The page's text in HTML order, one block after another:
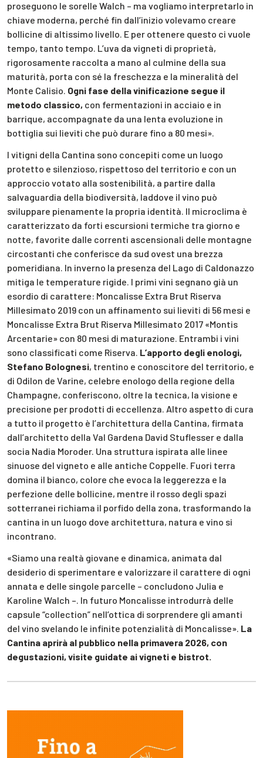
proseguono le sorelle Walch – ma vogliamo interpretarlo in
chiave moderna, perché fin dall’inizio volevamo creare
bollicine di altissimo livello. E per ottenere questo ci vuole
tempo, tanto tempo. L’uva da vigneti di proprietà,
rigorosamente raccolta a mano al culmine della sua
maturità, porta con sé la freschezza e la mineralità del
Monte Calisio. Ogni fase della vinificazione segue il
metodo classico, con fermentazioni in acciaio e in
barrique, accompagnate da una lenta evoluzione in
bottiglia sui lieviti che può durare fino a 80 mesi».
I vitigni della Cantina sono concepiti come un luogo
protetto e silenzioso, rispettoso del territorio e con un
approccio votato alla sostenibilità, a partire dalla
salvaguardia della biodiversità, laddove il vino può
sviluppare pienamente la propria identità. Il microclima è
caratterizzato da forti escursioni termiche tra giorno e
notte, favorite dalle correnti ascensionali delle montagne
circostanti che conferisce da sud ovest una brezza
pomeridiana. In inverno la presenza del Lago di Caldonazzo
mitiga le temperature rigide. I primi vini segnano già un
esordio di carattere: Moncalisse Extra Brut Riserva
Millesimato 2019 con un affinamento sui lieviti di 56 mesi e
Moncalisse Extra Brut Riserva Millesimato 2017 «Montis
Arcentarie» con 80 mesi di maturazione. Entrambi i vini
sono classificati come Riserva. L’apporto degli enologi,
Stefano Bolognesi, trentino e conoscitore del territorio, e
di Odilon de Varine, celebre enologo della regione della
Champagne, conferiscono, oltre la tecnica, la visione e
precisione per prodotti di eccellenza. Altro aspetto di cura
a tutto il progetto è l’architettura della Cantina, firmata
dall’architetto della Val Gardena David Stuflesser e dalla
socia Nadia Moroder. Una struttura ispirata alle linee
sinuose del vigneto e alle antiche Coppelle. Fuori terra
domina il bianco, colore che evoca la leggerezza e la
perfezione delle bollicine, mentre il rosso degli spazi
sotterranei richiama il porfido della zona, trasformando la
cantina in un luogo dove architettura, natura e vino si
incontrano.
«Siamo una realtà giovane e dinamica, animata dal
desiderio di sperimentare e valorizzare il carattere di ogni
annata e delle singole parcelle – concludono Julia e
Karoline Walch –. In futuro Moncalisse introdurrà delle
capsule “collection” nell’ottica di sorprendere gli amanti
del vino svelando le infinite potenzialità di Moncalisse». La
Cantina aprirà al pubblico nella primavera 2026, con
degustazioni, visite guidate ai vigneti e bistrot.